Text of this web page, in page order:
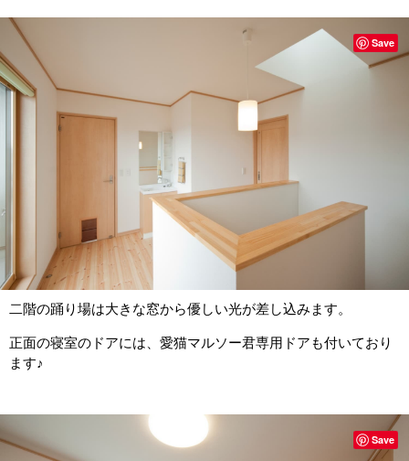
二階の踊り場は大きな窓から優しい光が差し込みます。
正面の寝室のドアには、愛猫マルソー君専用ドアも付いており
ます♪
Save
Save